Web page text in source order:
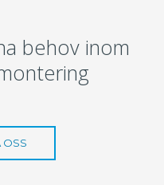
behov inom
OSS